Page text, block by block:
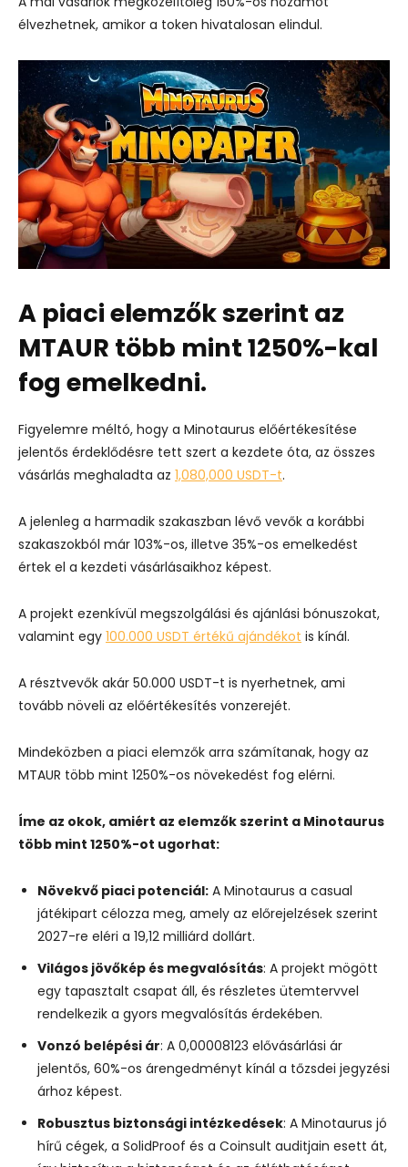
élvezhetnek, amikor a token hivatalosan elindul.
A piaci elemzők szerint az
MTAUR több mint 1250%-kal
fog emelkedni.
Figyelemre méltó, hogy a Minotaurus előértékesítése
jelentős érdeklődésre tett szert a kezdete óta, az összes
vásárlás meghaladta az 1,080,000 USDT-t.
A jelenleg a harmadik szakaszban lévő vevők a korábbi
szakaszokból már 103%-os, illetve 35%-os emelkedést
értek el a kezdeti vásárlásaikhoz képest.
A projekt ezenkívül megszolgálási és ajánlási bónuszokat,
valamint egy 100.000 USDT értékű ajándékot is kínál.
A résztvevők akár 50.000 USDT-t is nyerhetnek, ami
tovább növeli az előértékesítés vonzerejét.
Mindeközben a piaci elemzők arra számítanak, hogy az
MTAUR több mint 1250%-os növekedést fog elérni.
Íme az okok, amiért az elemzők szerint a Minotaurus
több mint 1250%-ot ugorhat:
Növekvő piaci potenciál: A Minotaurus a casual
játékipart célozza meg, amely az előrejelzések szerint
2027-re eléri a 19,12 milliárd dollárt.
Világos jövőkép és megvalósítás: A projekt mögött
egy tapasztalt csapat áll, és részletes ütemtervvel
rendelkezik a gyors megvalósítás érdekében.
Vonzó belépési ár: A 0,00008123 elővásárlási ár
jelentős, 60%-os árengedményt kínál a tőzsdei jegyzési
árhoz képest.
Robusztus biztonsági intézkedések: A Minotaurus jó
hírű cégek, a SolidProof és a Coinsult auditjain esett át,